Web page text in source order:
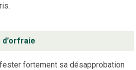
fortement sa désapprobation